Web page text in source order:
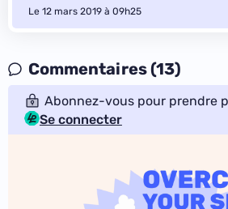
Le 12 mars 2019 à 09h25
Commentaires (13)
Abonnez-vous pour prendre
Se connecter